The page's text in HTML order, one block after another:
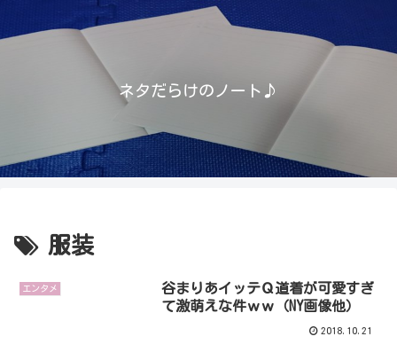
ネタだらけのノート♪
服装
エンタメ
谷まりあイッテＱ道着が可愛すぎ
て激萌えな件ｗｗ（NY画像他）
2018.10.21